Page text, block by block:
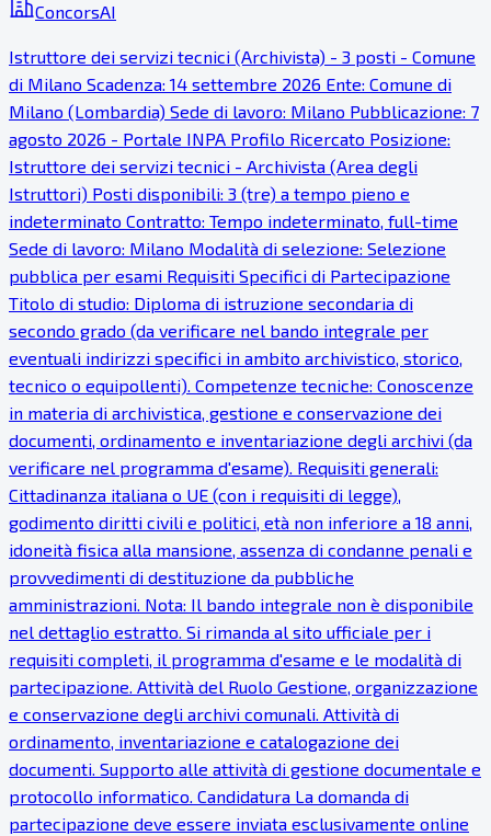
ConcorsAI
Istruttore dei servizi tecnici (Archivista) - 3 posti - Comune
di Milano Scadenza: 14 settembre 2026 Ente: Comune di
Milano (Lombardia) Sede di lavoro: Milano Pubblicazione: 7
agosto 2026 - Portale INPA Profilo Ricercato Posizione:
Istruttore dei servizi tecnici - Archivista (Area degli
Istruttori) Posti disponibili: 3 (tre) a tempo pieno e
indeterminato Contratto: Tempo indeterminato, full-time
Sede di lavoro: Milano Modalità di selezione: Selezione
pubblica per esami Requisiti Specifici di Partecipazione
Titolo di studio: Diploma di istruzione secondaria di
secondo grado (da verificare nel bando integrale per
eventuali indirizzi specifici in ambito archivistico, storico,
tecnico o equipollenti). Competenze tecniche: Conoscenze
in materia di archivistica, gestione e conservazione dei
documenti, ordinamento e inventariazione degli archivi (da
verificare nel programma d'esame). Requisiti generali:
Cittadinanza italiana o UE (con i requisiti di legge),
godimento diritti civili e politici, età non inferiore a 18 anni,
idoneità fisica alla mansione, assenza di condanne penali e
provvedimenti di destituzione da pubbliche
amministrazioni. Nota: Il bando integrale non è disponibile
nel dettaglio estratto. Si rimanda al sito ufficiale per i
requisiti completi, il programma d'esame e le modalità di
partecipazione. Attività del Ruolo Gestione, organizzazione
e conservazione degli archivi comunali. Attività di
ordinamento, inventariazione e catalogazione dei
documenti. Supporto alle attività di gestione documentale e
protocollo informatico. Candidatura La domanda di
partecipazione deve essere inviata esclusivamente online